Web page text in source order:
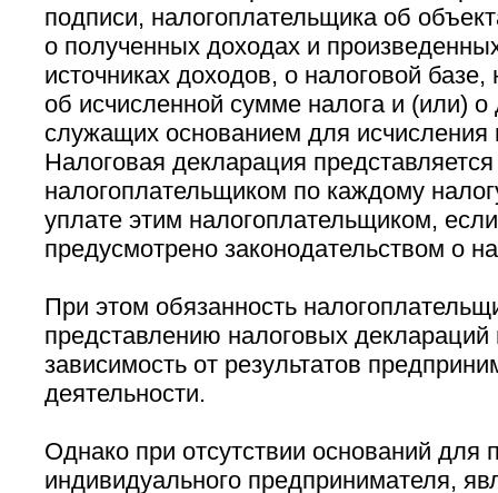
подписи, налогоплательщика об
о полученных доходах и
источниках доходов, о налоговой базе,
об исчисленной сумме налога и (или) о
служащих основанием для исчисления
Налоговая декларация
налогоплательщиком по каждому
уплате этим налогоплательщиком,
предусмотрено законодательством о
При этом обязанность
представлению налоговых деклараций
зависимость от результатов
деятельности.
Однако при отсутствии оснований для
индивидуального предпринимателя,